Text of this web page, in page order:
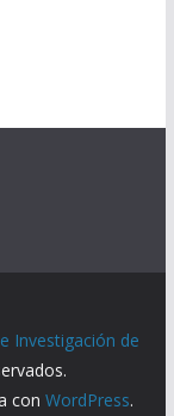
Investigación de
conWordPress.